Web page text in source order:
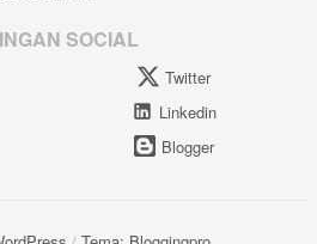
SOCIAL
Twitter
Linkedin
Blogger